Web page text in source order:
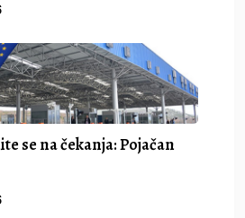
se na čekanja: Pojačan